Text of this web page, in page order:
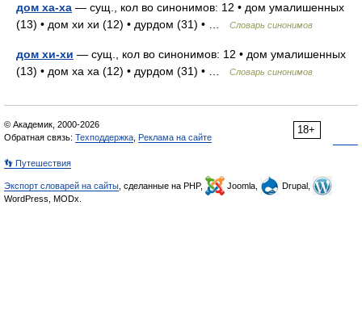
дом ха-ха — сущ., кол во синонимов: 12 • дом умалишенных
(13) • дом хи хи (12) • дурдом (31) • …
Словарь синонимов
дом хи-хи — сущ., кол во синонимов: 12 • дом умалишенных
(13) • дом ха ха (12) • дурдом (31) • …
Словарь синонимов
18+
© Академик, 2000-2026
Обратная связь: Техподдержка Реклама на сайте
👣 Путешествия
Экспорт словарей на сайты , сделанные на PHP, Joomla,
Drupal,
WordPress, MODx.